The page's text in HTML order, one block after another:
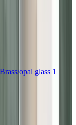
opal glass 1